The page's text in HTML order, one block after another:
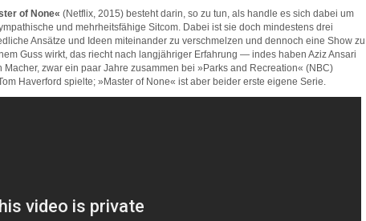
of None« (Netflix, 2015) besteht darin, so zu tun, als handle es sich dabei um
und mehrheitsfähige Sitcom. Dabei ist sie doch mindestens drei
Ansätze und Ideen miteinander zu verschmelzen und dennoch eine Show zu
Guss wirkt, das riecht nach langjähriger Erfahrung — indes haben Aziz Ansari
Macher, zwar ein paar Jahre zusammen bei »Parks and Recreation« (NBC)
Haverford spielte; »Master of None« ist aber beider erste eigene Serie.